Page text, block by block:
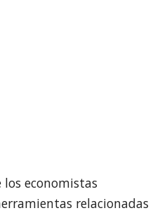
economistas
relacionadas